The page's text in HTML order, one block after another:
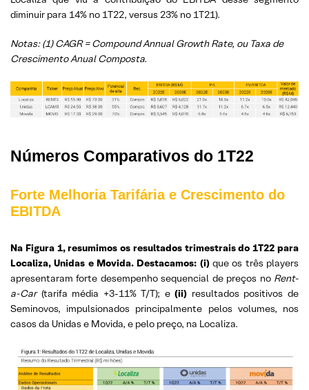
diminuir para 14% no 1T22, versus 23% no 1T21).
Notas: (1) CAGR = Compound Annual Growth Rate, ou Taxa de
Crescimento Anual Composta.
Números Comparativos do 1T22
Forte Melhoria Tarifária e Crescimento do
EBITDA
Na Figura 1, resumimos os resultados trimestrais do 1T22 para
Localiza, Unidas e Movida. Destacamos: (i) que os três players
apresentaram forte desempenho sequencial de preços no Rent-
a-Car (tarifa média +3-11% T/T); e(ii) resultados positivos de
Seminovos, impulsionados principalmente pelos volumes, nos
casos da Unidas e Movida, e pelo preço, na Localiza.